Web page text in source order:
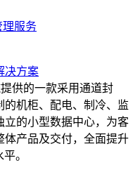
理服务
决方案
供的一款采用通道封
的机柜、配电、制冷、监
立的小型数据中心，为客
体产品及交付，全面提升
。